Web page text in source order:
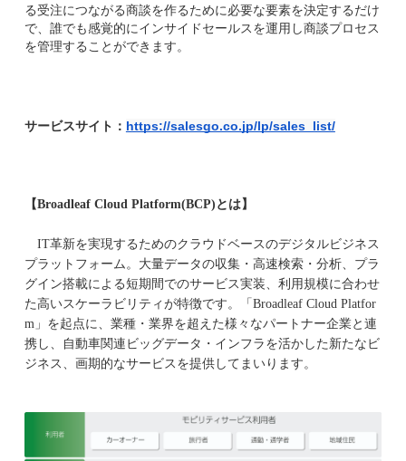
る受注につながる商談を作るために必要な要素を決定するだけ
で、誰でも感覚的にインサイドセールスを運用し商談プロセス
を管理することができます。
サービスサイト： https://salesgo.co.jp/lp/sales_list/
【Broadleaf Cloud Platform(BCP)とは】
IT革新を実現するためのクラウドベースのデジタルビジネス
プラットフォーム。大量データの収集・高速検索・分析、プラ
グイン搭載による短期間でのサービス実装、利用規模に合わせ
た高いスケーラビリティが特徴です。「Broadleaf Cloud Platfor
m」を起点に、業種・業界を超えた様々なパートナー企業と連
携し、自動車関連ビッグデータ・インフラを活かした新たなビ
ジネス、画期的なサービスを提供してまいります。